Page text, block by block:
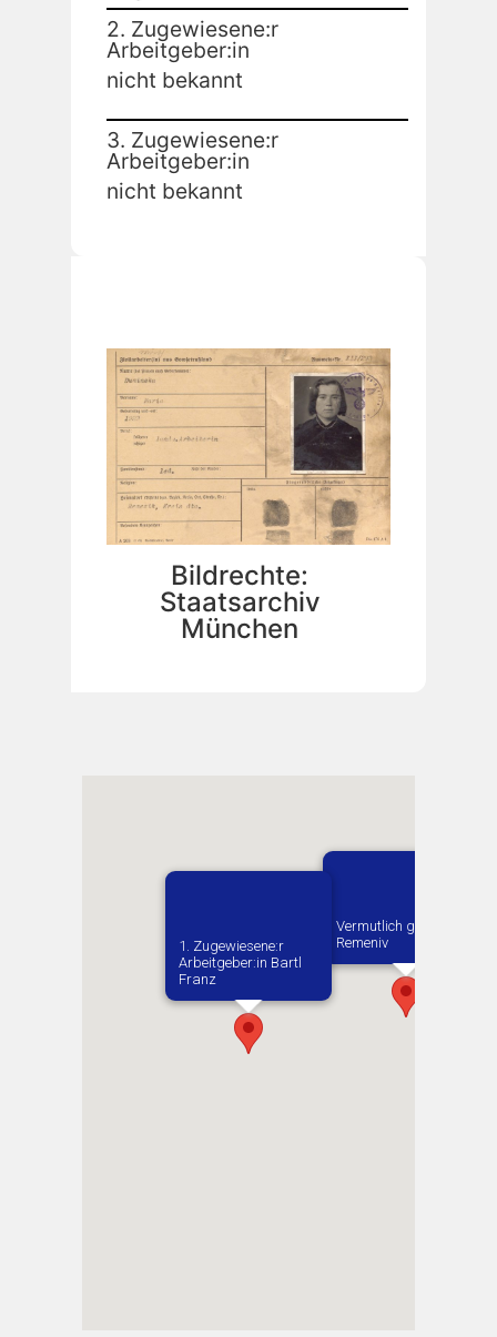
2. Zugewiesene:r
Arbeitgeber:in
nicht bekannt
3. Zugewiesene:r
Arbeitgeber:in
nicht bekannt
Bildrechte:
Staatsarchiv
München
Vermutlich geboren in
Remeniv
1. Zugewiesene:r
Arbeitgeber:in​ Bartl
Franz